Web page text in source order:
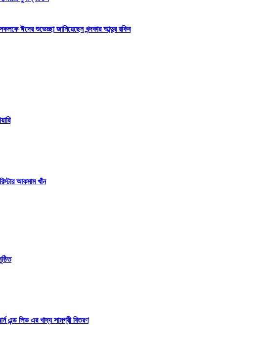
ঈদের শুভেচ্ছা জানিয়েছেন খন্দকার আব্দুর রকিব
আকমাম খাঁন
এন্ড লিভ এর খাদ্য সামগ্রী বিতরণ